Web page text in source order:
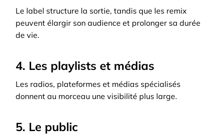
Le label structure la sortie, tandis que les remix
peuvent élargir son audience et prolonger sa durée
de vie.
4. Les playlists et médias
Les radios, plateformes et médias spécialisés
donnent au morceau une visibilité plus large.
5. Le public